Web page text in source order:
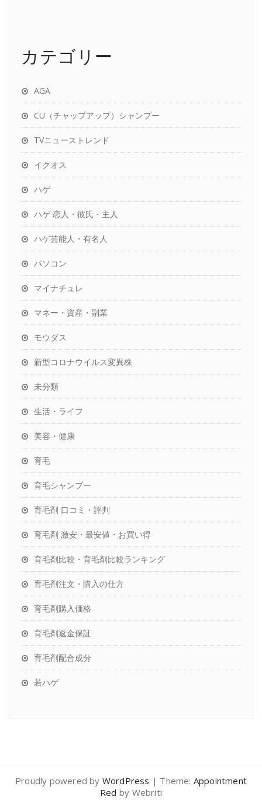
カテゴリー
AGA
CU（チャップアップ）シャンプー
TVニューストレンド
イクオス
ハゲ
ハゲ 恋人・彼氏・主人
ハゲ芸能人・有名人
パソコン
マイナチュレ
マネー・資産・副業
モウダス
新型コロナウイルス変異株
未分類
生活・ライフ
美容・健康
育毛
育毛シャンプー
育毛剤 口コミ・評判
育毛剤 激安・最安値・お買い得
育毛剤比較・育毛剤比較ランキング
育毛剤注文・購入の仕方
育毛剤購入価格
育毛剤返金保証
育毛剤配合成分
若ハゲ
Proudly powered by WordPress | Theme: Appointment
Red by Webriti